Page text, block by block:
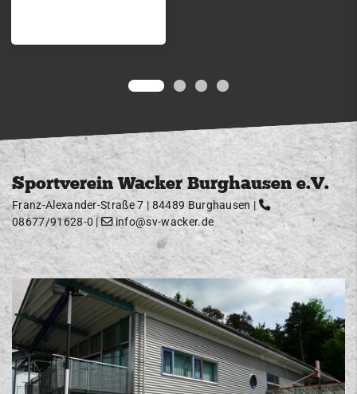
Sportverein Wacker Burghausen e.V.
Franz-Alexander-Straße 7 | 84489 Burghausen |
08677/91628-0 | info@sv-wacker.de